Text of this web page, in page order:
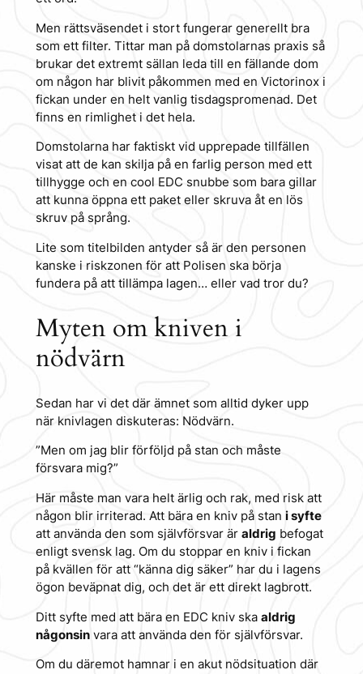
Men rättsväsendet i stort fungerar generellt bra
som ett filter. Tittar man på domstolarnas praxis så
brukar det extremt sällan leda till en fällande dom
om någon har blivit påkommen med en Victorinox i
fickan under en helt vanlig tisdagspromenad. Det
finns en rimlighet i det hela.
Domstolarna har faktiskt vid upprepade tillfällen
visat att de kan skilja på en farlig person med ett
tillhygge och en cool EDC snubbe som bara gillar
att kunna öppna ett paket eller skruva åt en lös
skruv på språng.
Lite som titelbilden antyder så är den personen
kanske i riskzonen för att Polisen ska börja
fundera på att tillämpa lagen… eller vad tror du?
Myten om kniven i
nödvärn
Sedan har vi det där ämnet som alltid dyker upp
när knivlagen diskuteras: Nödvärn.
”Men om jag blir förföljd på stan och måste
försvara mig?”
Här måste man vara helt ärlig och rak, med risk att
någon blir irriterad. Att bära en kniv på stan i syfte
att använda den som självförsvar är aldrig befogat
enligt svensk lag. Om du stoppar en kniv i fickan
på kvällen för att “känna dig säker” har du i lagens
ögon beväpnat dig, och det är ett direkt lagbrott.
Ditt syfte med att bära en EDC kniv ska aldrig
någonsinvara att använda den för självförsvar.
Om du däremot hamnar i en akut nödsituation där